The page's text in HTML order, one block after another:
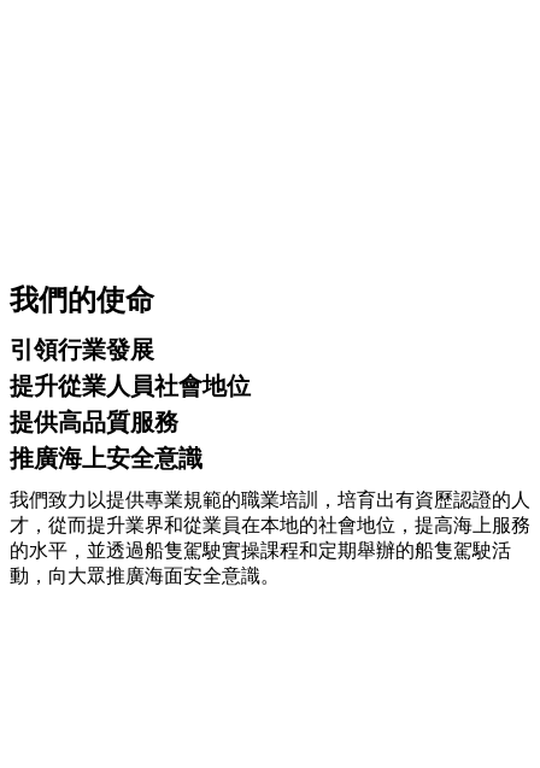
我們的使命
引領行業發展
提升從業人員社會地位
提供高品質服務
推廣海上安全意識
我們致力以提供專業規範的職業培訓，培育出有資歷認證的人
才，從而提升業界和從業員在本地的社會地位，提高海上服務
的水平，並透過船隻駕駛實操課程和定期舉辦的船隻駕駛活
動，向大眾推廣海面安全意識。